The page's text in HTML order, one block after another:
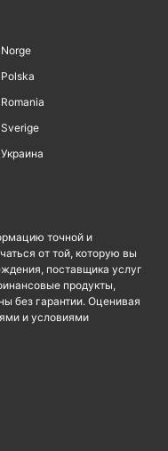
Norge
Polska
Romania
Sverige
Украина
точной и
от той, которую вы
поставщика услуг
продукты,
без гарантии. Оценивая
и условиями